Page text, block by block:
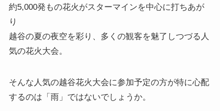
約5,000発もの花火がスターマインを中心に打ちあが
り
越谷の夏の夜空を彩り、多くの観客を魅了しつづる人
気の花火大会。
そんな人気の越谷花火大会に参加予定の方が特に心配
するのは「雨」ではないでしょうか。